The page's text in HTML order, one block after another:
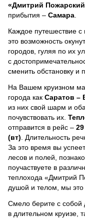
«Дмитрий
прибытия – Самара
Каждое путешествие с
это возможность
городов, гуляя по их
с
сменить обстановку и
На Вашем круизном
города как Саратов –
из них свой шарм и
почувствовать их.
отправится в рейс –
(вт) . Длительность
За это время вы
лесов и полей,
поучаствуете в
теплохода «Дмитрий
душой и телом, мы это
Смело берите с собой
в длительном круизе,